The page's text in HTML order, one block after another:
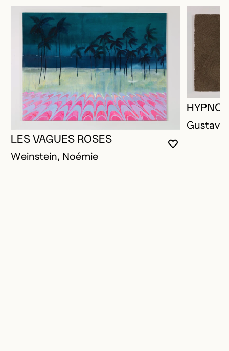
VOUS
FERMER
OUVRIR LA
LES VAGUES ROSES
Weinstein, Noémie